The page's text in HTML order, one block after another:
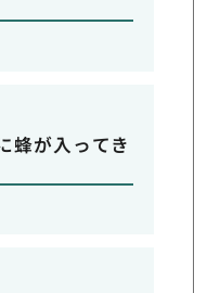
蜂が入ってき